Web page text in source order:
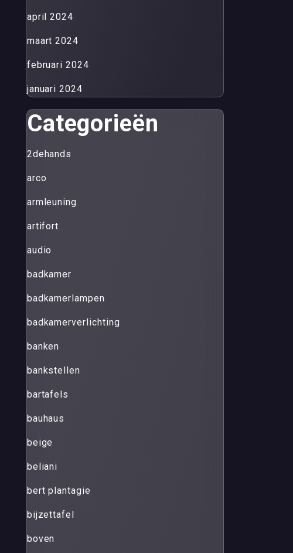
april 2024
maart 2024
februari 2024
januari 2024
Categorieën
2dehands
arco
armleuning
artifort
audio
badkamer
badkamerlampen
badkamerverlichting
banken
bankstellen
bartafels
bauhaus
beige
beliani
bert plantagie
bijzettafel
boven